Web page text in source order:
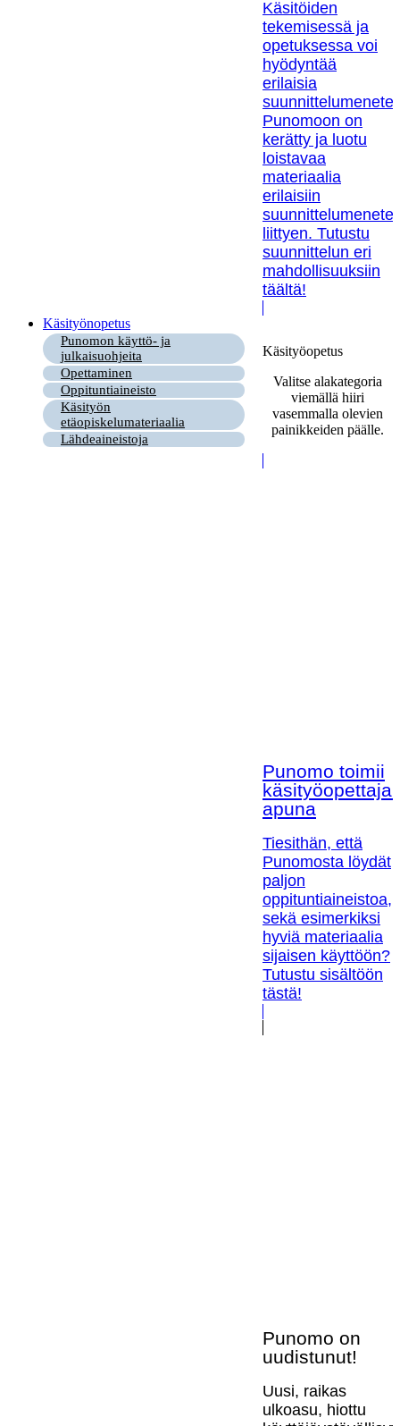
Käsitöiden
tekemisessä ja
opetuksessa voi
hyödyntää
erilaisia
Punomoon on
kerätty ja luotu
loistavaa
materiaalia
erilaisiin
liittyen. Tutustu
suunnittelun eri
mahdollisuuksiin
täältä!
Käsityönopetus
Punomon käyttö- ja
julkaisuohjeita
Opettaminen
Oppituntiaineisto
Käsityön
etäopiskelumateriaalia
Lähdeaineistoja
Käsityöopetus
Valitse alakategoria
viemällä hiiri
vasemmalla olevien
painikkeiden päälle.
Punomo toimii
apuna
Tiesithän, että
Punomosta löydät
paljon
oppituntiaineistoa,
sekä esimerkiksi
hyviä materiaalia
sijaisen käyttöön?
Tutustu sisältöön
tästä!
Punomo on
uudistunut!
Uusi, raikas
ulkoasu, hiottu